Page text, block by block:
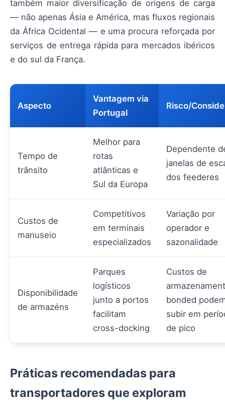
também maior diversificação de origens de carga
— não apenas Ásia e América, mas fluxos regionais
da África Ocidental — e uma procura reforçada por
serviços de entrega rápida para mercados ibéricos
e do sul da França.
Aspecto
Vantagem via
Portugal
Risco/
Tempo de
trânsito
Melhor para
rotas
atlânticas e
Sul da Europa
Dependente
janelas de
dos feederes
Custos de
manuseio
Competitivos
em terminais
especializados
Variação por
operador e
sazonalidade
Disponibilidade
de armazéns
Parques
logísticos
junto a portos
facilitam
cross-docking
Custos de
bonded
subir em
de pico
Práticas recomendadas para
transportadores que exploram